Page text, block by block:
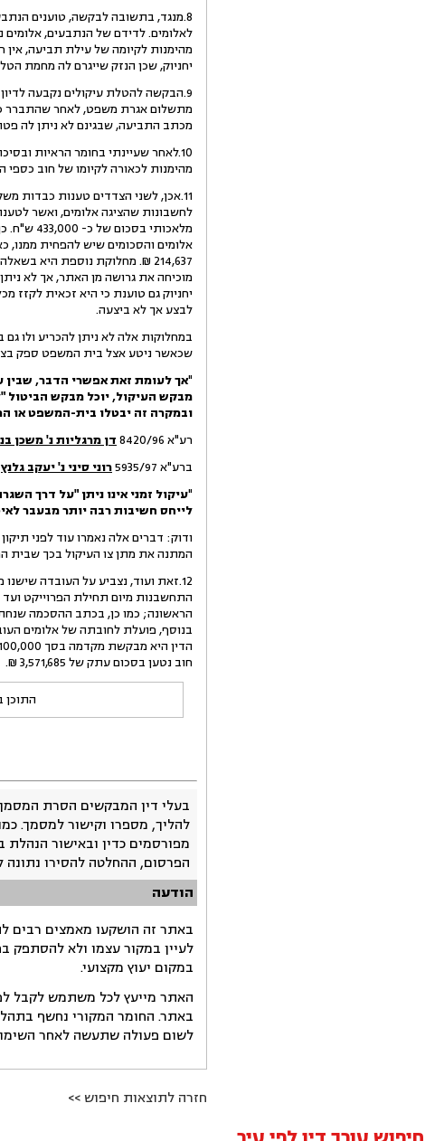
8.מנגד, בתשובה לבקשה, טוענים
מהימנות לקיומה של עילת תביעה, אין
יחניוק, שכן הנזק שייגרם לה מחמת
9.הבקשה להטלת עיקולים נקבעה
מתשלום אגרת משפט, לאחר שהתברר כי
מכתב התביעה, שבגינם לא ניתן לה
10.לאחר שעיינתי בחומר הראיות
מהימנות לכאורה לקיומו של חוב כספי
11.אכן, לשני הצדדים טענות
לחשבונות שהציגה אלומים, ואשר
אלומים והסכומים שיש להפחית
214,637 ₪. מחלוקת נוספת היא
מוכיחה את גרושה מן האתר, אך לא
לבצע אך לא ביצעה.
במחלוקות אלה לא ניתן להכריע ולו
שכאשר ניטע אצל בית המשפט ספק
"אך לעומת זאת אפשרי הדבר, שבין
מבקש העיקול, יוכל מבקש
ובמקרה זה יבטלו בית-המשפט או
רע"א 8420/96
דן מרגליות נ' משכן
ברע"א 5935/97
רוני סיני נ' יעקב גלנץ
"עיקול זמני אינו ניתן "על דרך
לייחס חשיבות רבה יותר מבעבר
המתנה את מתן צו העיקול בכך שבית
12.זאת ועוד, נצביע על העובדה
חוב נטען בסכום עתק של 3,571,685 ₪.
התוכן
בעלי דין המבקשים הסרת
להליך, מספרו וקישור למסמך.
מפורסמים כדין ובאישור
הפרסום, ההחלטה להסירו
הודעה
באתר זה הושקעו מאמצים רבים
לעיין במקור עצמו ולא להסתפק
במקום יעוץ מקצועי.
האתר מייעץ לכל משתמש לקבל
באתר. החומר המקורי נחשף
לשום פעולה שתעשה לאחר
חזרה לתוצאות חיפוש >>